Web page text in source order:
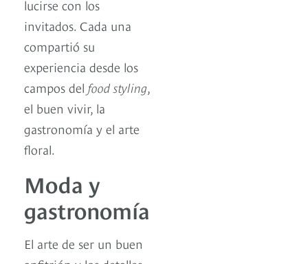
lucirse con los
invitados. Cada una
compartió su
experiencia desde los
campos del food styling,
el buen vivir, la
gastronomía y el arte
floral.
Moda y
gastronomía
El arte de ser un buen